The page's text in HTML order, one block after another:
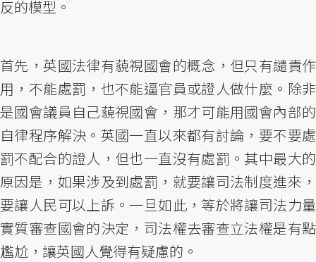
反的模型。
首先，英國法律有藐視國會的概念，但只有譴責作
用，不能處罰，也不能逼官員或證人做什麼。除非
是國會議員自己藐視國會，那才可能用國會內部的
自律程序解決。英國一直以來都有討論，要不要處
罰不配合的證人，但也一直沒有處罰。其中最大的
原因是，如果涉及到處罰，就要讓司法制度進來，
要讓人民可以上訴。一旦如此，等於將讓司法力量
實質審查國會的決定，司法權去審查立法權是有點
尷尬，讓英國人覺得有疑慮的。